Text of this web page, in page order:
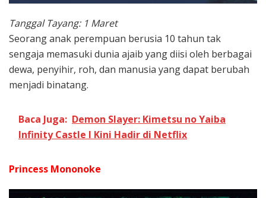
Tanggal Tayang: 1 Maret
Seorang anak perempuan berusia 10 tahun tak
sengaja memasuki dunia ajaib yang diisi oleh berbagai
dewa, penyihir, roh, dan manusia yang dapat berubah
menjadi binatang.
Baca Juga: Demon Slayer: Kimetsu no Yaiba
Infinity Castle I Kini Hadir di Netflix
Princess Mononoke